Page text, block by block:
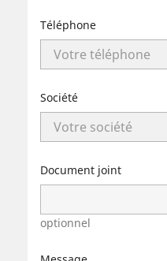
Téléphone
Société
Document joint
optionnel